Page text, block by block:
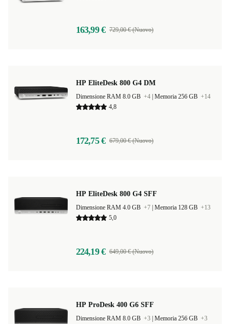
163,99 € 729,00 € (Nuovo)
HP EliteDesk 800 G4 DM
Dimensione RAM 8.0 GB +4 Memoria 256 GB +14
4,8
172,75 € 679,00 € (Nuovo)
HP EliteDesk 800 G4 SFF
Dimensione RAM 4.0 GB +7 Memoria 128 GB +13
5,0
224,19 € 649,00 € (Nuovo)
HP ProDesk 400 G6 SFF
Dimensione RAM 8.0 GB +3 Memoria 256 GB +3